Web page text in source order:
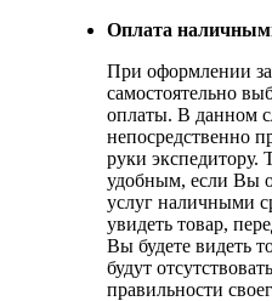
Оплата
При оформлении
самостоятельно
оплаты. В данном
непосредственно
руки экспедитору.
удобным, если Вы
услуг наличными
увидеть товар,
Вы будете видеть
будут
правильности